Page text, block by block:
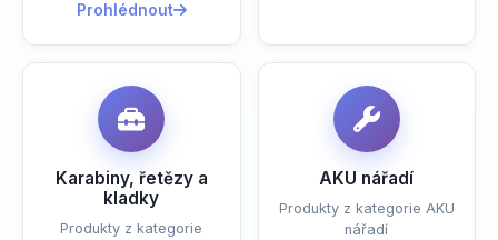
Prohlédnout
Karabiny, řetězy a
kladky
Produkty z kategorie
AKU nářadí
Produkty z kategorie AKU
nářadí